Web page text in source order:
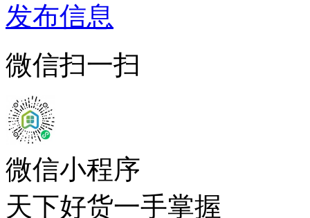
发布信息
微信扫一扫
微信小程序
天下好货一手掌握